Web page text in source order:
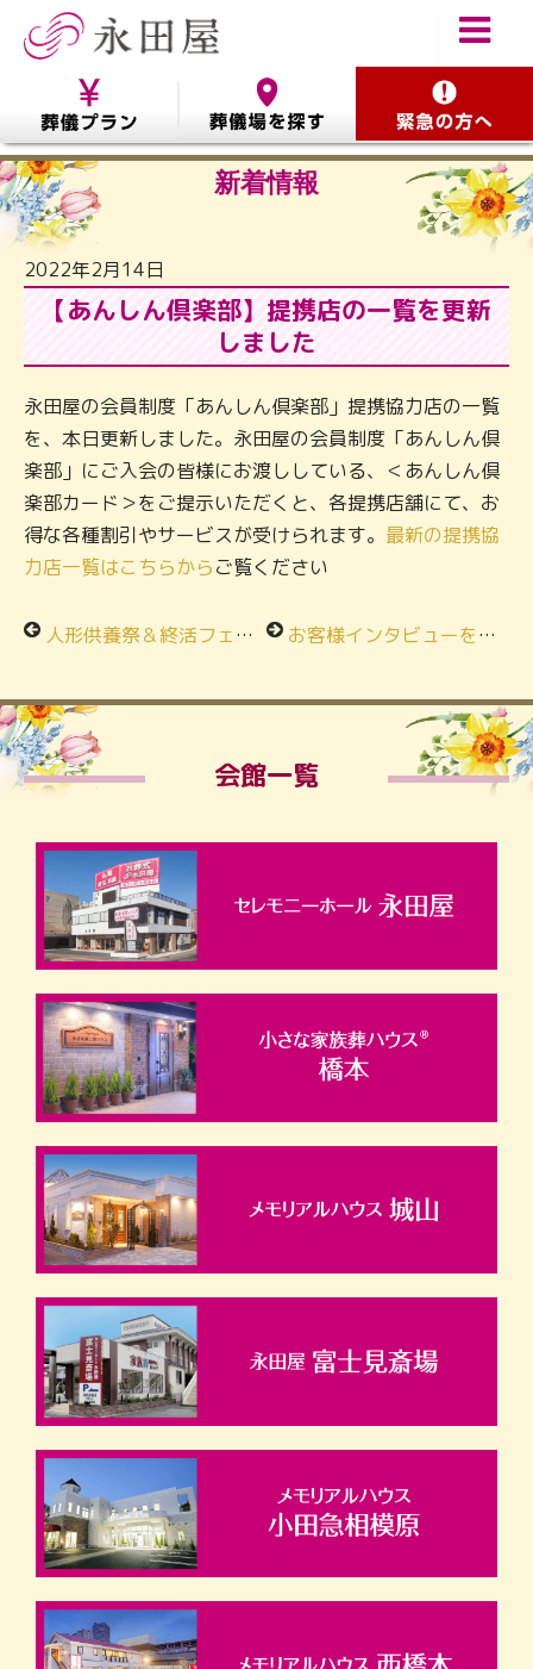
新着情報
2022年2月14日
【あんしん倶楽部】提携店の一覧を更新
しました
永田屋の会員制度「あんしん倶楽部」提携協力店の一覧
を、本日更新しました。永田屋の会員制度「あんしん倶
楽部」にご入会の皆様にお渡ししている、＜あんしん倶
楽部カード＞をご提示いただくと、各提携店舗にて、お
得な各種割引やサービスが受けられます。 最新の提携協
力店一覧はこちらからご覧ください
人形供養祭＆終活フェアin富士見斎場 お客様インタビューを追加しました。
会館一覧